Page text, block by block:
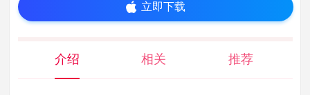
立即下载
介绍 相关 推荐